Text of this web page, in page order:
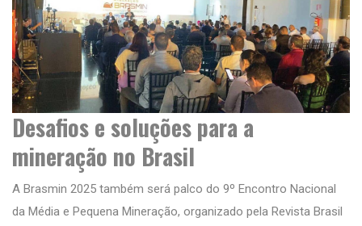
Desafios e soluções para a
mineração no Brasil
A Brasmin 2025 também será palco do 9º Encontro Nacional
da Média e Pequena Mineração, organizado pela Revista Brasil